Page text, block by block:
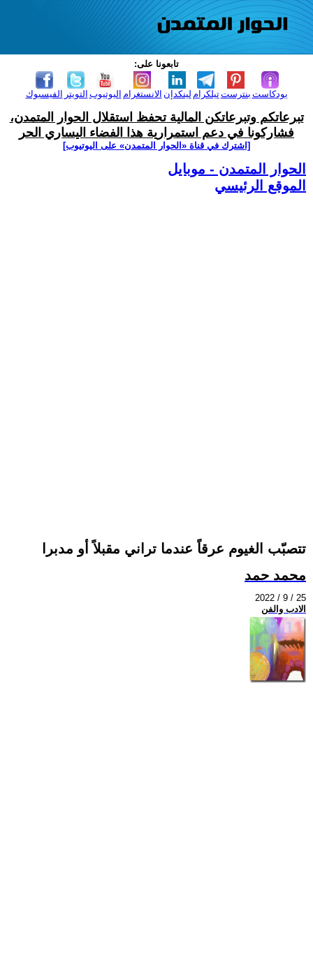
تابعونا على:
الفيسبوك التويتر اليوتيوب الانستغرام لينكدإن تيلكرامبنترست بودكاست
تبرعاتكم وتبرعاتكن المالية تحفظ استقلال الحوار المتمدن،
فشاركونا في دعم استمرارية هذا الفضاء اليساري الحر
[اشترك في قناة ‫«الحوار المتمدن» على اليوتيوب]
الحوار المتمدن - موبايل
الموقع الرئيسي
تتصبّب الغيوم عرقاً عندما تراني مقبلاً أو مدبرا
محمد حمد
2022 / 9 / 25
الادب والفن